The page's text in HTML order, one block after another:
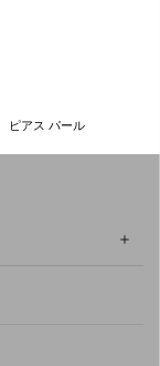
ピアス パール